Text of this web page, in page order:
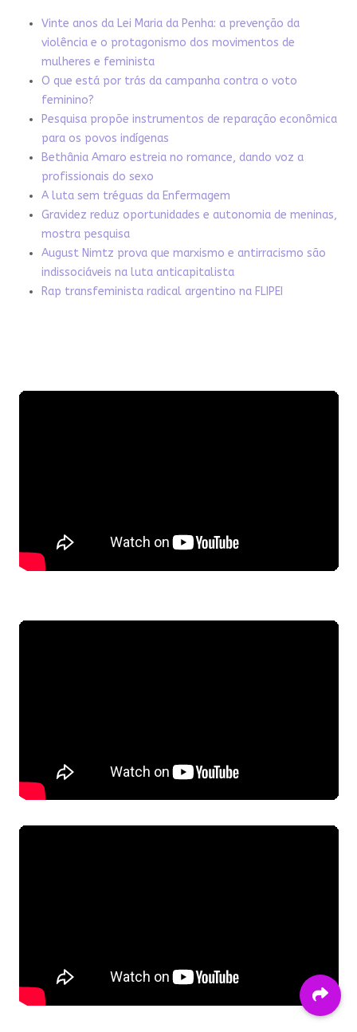
Vinte anos da Lei Maria da Penha: a prevenção da
violência e o protagonismo dos movimentos de
mulheres e feminista
O que está por trás da campanha contra o voto
feminino?
Pesquisa propõe instrumentos de reparação econômica
para os povos indígenas
Bethânia Amaro estreia no romance, dando voz a
profissionais do sexo
A luta sem tréguas da Enfermagem
Gravidez reduz oportunidades e autonomia de meninas,
mostra pesquisa
August Nimtz prova que marxismo e antirracismo são
indissociáveis na luta anticapitalista
Rap transfeminista radical argentino na FLIPEI